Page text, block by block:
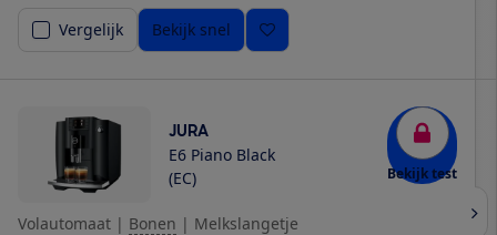
Vergelijk
Bekijk snel
JURA
E6 Piano Black
(EC)
Bekijk test
Volautomaat | Bonen | Melkslangetje